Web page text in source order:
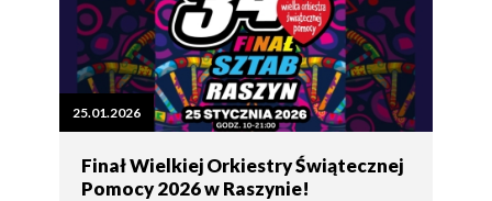
25.01.2026
Finał Wielkiej Orkiestry Świątecznej
Pomocy 2026 w Raszynie!